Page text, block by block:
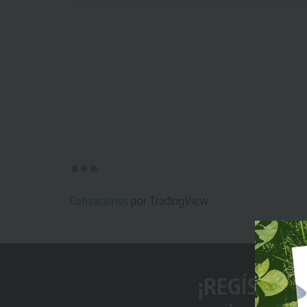
Cotizaciones